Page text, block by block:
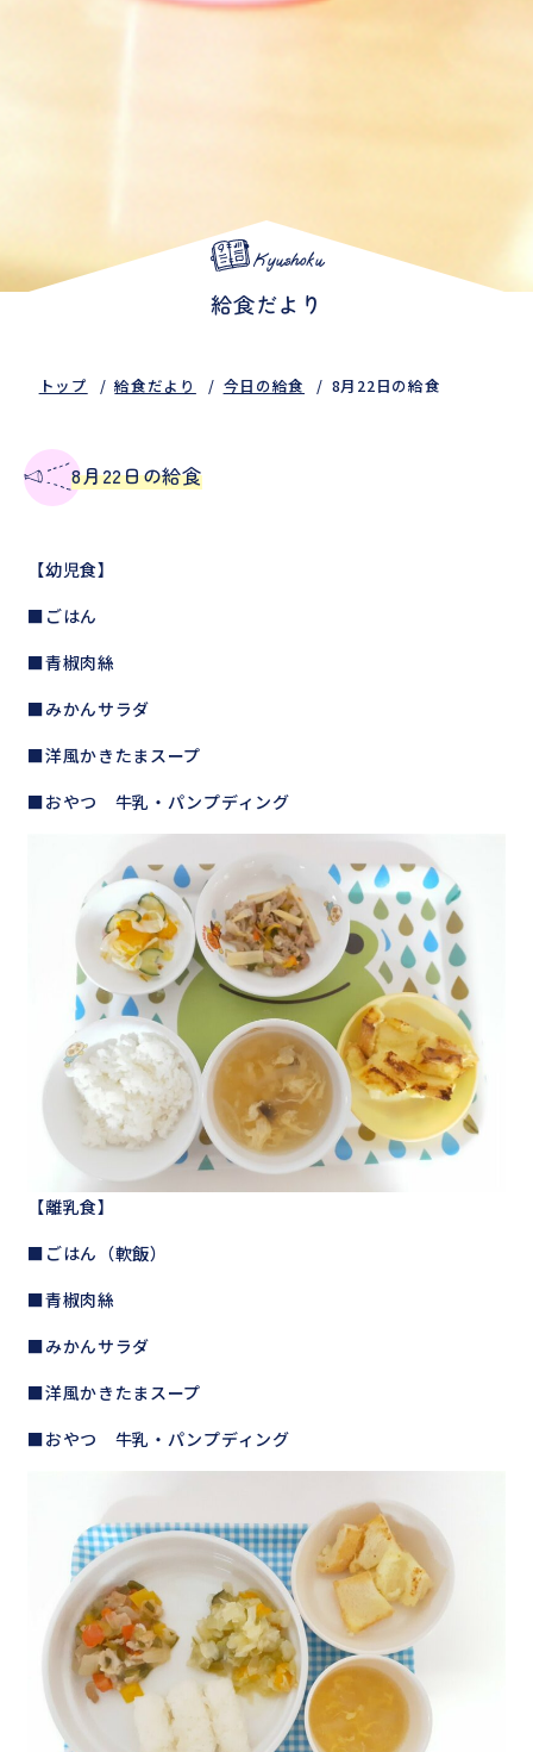
Kyushoku
給食だより
トップ 給食だより 今日の給食 8月22日の給食
8月22日の給食
【幼児食】
■ごはん
■青椒肉絲
■みかんサラダ
■洋風かきたまスープ
■おやつ 牛乳・パンプディング
【離乳食】
■ごはん（軟飯）
■青椒肉絲
■みかんサラダ
■洋風かきたまスープ
■おやつ 牛乳・パンプディング